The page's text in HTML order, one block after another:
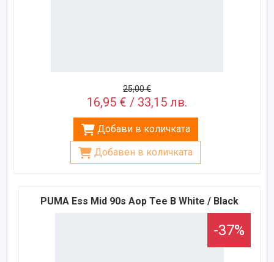
25,00 €
16,95 € / 33,15 лв.
Добави в количката
Добавен в количката
PUMA Ess Mid 90s Aop Tee B White / Black
-37%